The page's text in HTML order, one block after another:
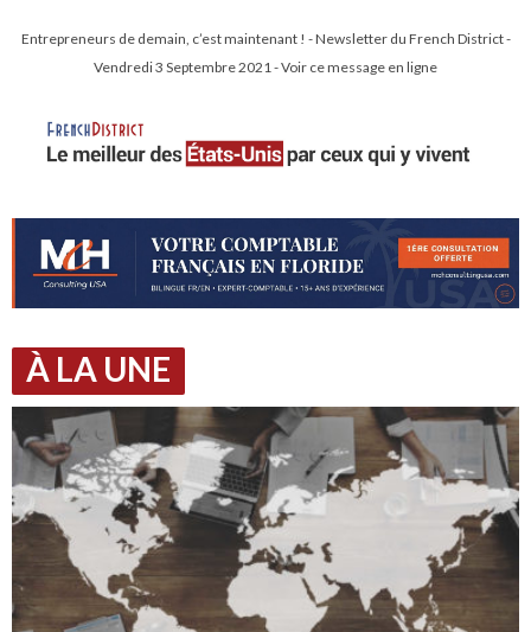
Entrepreneurs de demain, c’est maintenant ! - Newsletter du French District -
Vendredi 3 Septembre 2021 - Voir ce message en ligne
À LA UNE